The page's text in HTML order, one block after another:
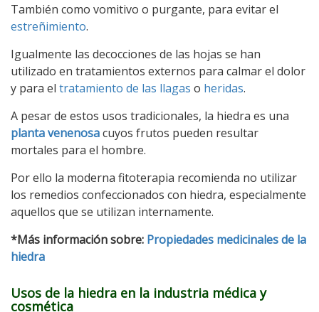
También como vomitivo o purgante, para evitar el
estreñimiento.
Igualmente las decocciones de las hojas se han
utilizado en tratamientos externos para calmar el dolor
y para el tratamiento de las llagas o heridas.
A pesar de estos usos tradicionales, la hiedra es una
planta venenosacuyos frutos pueden resultar
mortales para el hombre.
Por ello la moderna fitoterapia recomienda no utilizar
los remedios confeccionados con hiedra, especialmente
aquellos que se utilizan internamente.
*Más información sobre: Propiedades medicinales de la
hiedra
Usos de la hiedra en la industria médica y
cosmética